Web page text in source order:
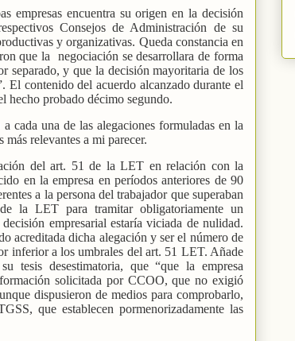
empresas encuentra su origen en la decisión
Consejos de Administración de su
y organizativas. Queda constancia en
que la
negociación se desarrollara de forma
separado, y que la decisión mayoritaria de los
El contenido del acuerdo alcanzado durante el
hecho probado décimo segundo.
cada una de las alegaciones formuladas en la
relevantes a mi parecer.
del art. 51 de la LET en relación con la
en la empresa en períodos anteriores de 90
a la persona del trabajador que superaban
la LET para tramitar obligatoriamente un
empresarial estaría viciada de nulidad.
acreditada dicha alegación y ser el número de
inferior a los umbrales del art. 51 LET. Añade
tesis desestimatoria, que “que la empresa
solicitada por CCOO, que no exigió
dispusieron de medios para comprobarlo,
que establecen pormenorizadamente las